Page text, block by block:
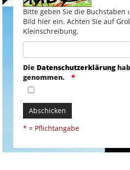
Bitte geben Sie die Buchstaben
Bild hier ein. Achten Sie auf
Kleinschreibung.
Die Datenschutzerklärung
genommen.
Abschicken
* = Pflichtangabe